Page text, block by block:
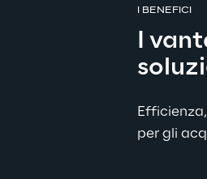
I BENEFICI
I
per gli